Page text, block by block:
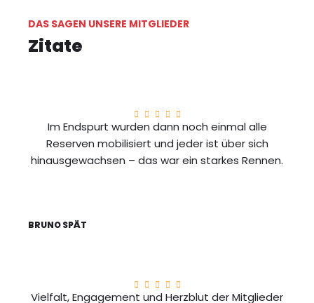
DAS SAGEN UNSERE MITGLIEDER
Zitate
Im Endspurt wurden dann noch einmal alle
Reserven mobilisiert und jeder ist über sich
hinausgewachsen – das war ein starkes Rennen.
BRUNO SPÄT
Vielfalt, Engagement und Herzblut der Mitglieder